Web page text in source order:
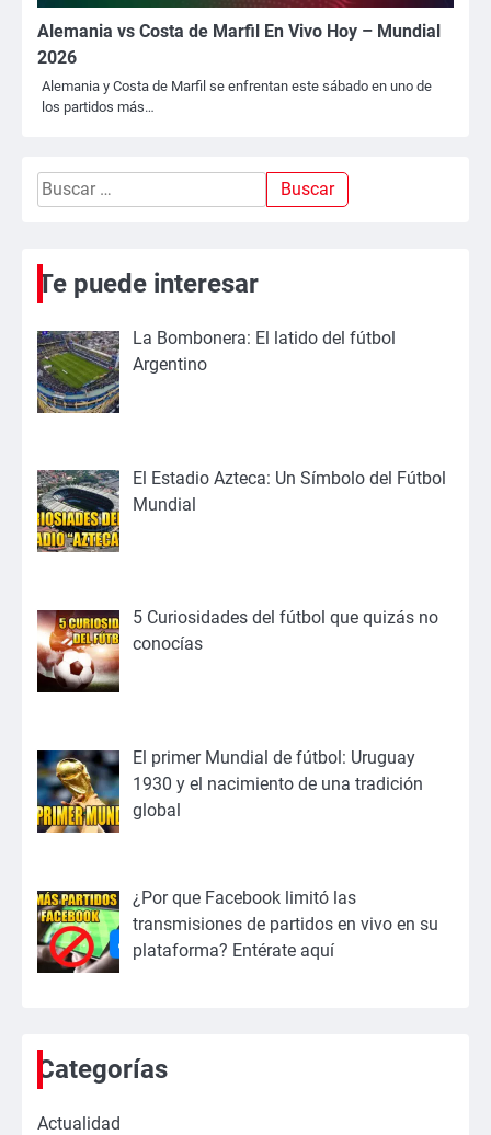
Alemania vs Costa de Marfil En Vivo Hoy – Mundial
2026
Alemania y Costa de Marfil se enfrentan este sábado en uno de
los partidos más…
Buscar:
Te puede interesar
La Bombonera: El latido del fútbol
Argentino
El Estadio Azteca: Un Símbolo del Fútbol
Mundial
5 Curiosidades del fútbol que quizás no
conocías
El primer Mundial de fútbol: Uruguay
1930 y el nacimiento de una tradición
global
¿Por que Facebook limitó las
transmisiones de partidos en vivo en su
plataforma? Entérate aquí
Categorías
Actualidad